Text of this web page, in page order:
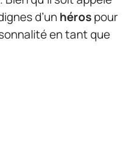
d’unhérospour
en tant que